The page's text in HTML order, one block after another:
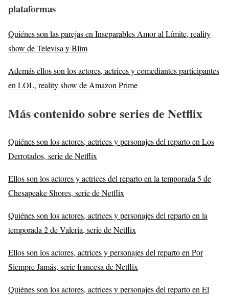
plataformas
Quiénes son las parejas en Inseparables Amor al Límite, reality
show de Televisa y Blim
Además ellos son los actores, actrices y comediantes participantes
en LOL, reality show de Amazon Prime
Más contenido sobre series de Netflix
Quiénes son los actores, actrices y personajes del reparto en Los
Derrotados, serie de Netflix
Ellos son los actores y actrices del reparto en la temporada 5 de
Chesapeake Shores, serie de Netflix
Quiénes son los actores, actrices y personajes del reparto en la
temporada 2 de Valeria, serie de Netflix
Ellos son los actores, actrices y personajes del reparto en Por
Siempre Jamás, serie francesa de Netflix
Quiénes son los actores, actrices y personajes del reparto en El